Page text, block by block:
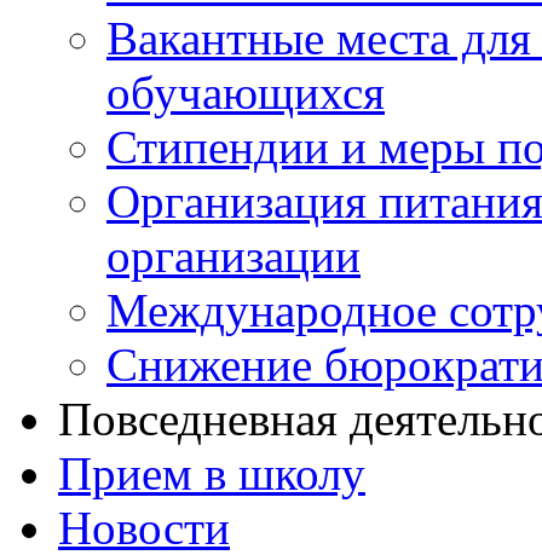
Вакантные места
обучающихся
Стипендии и меры
Организация
организации
Международное
Снижение
Повседневная
Прием в школу
Новости